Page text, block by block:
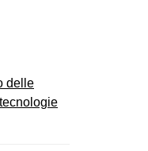
delle
tecnologie